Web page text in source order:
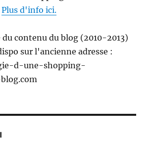
Plus d'info ici.
contenu du blog (2010-2013)
sur l'ancienne adresse :
d-une-shopping-